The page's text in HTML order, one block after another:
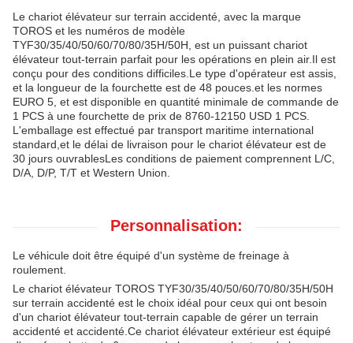
Le chariot élévateur sur terrain accidenté, avec la marque
TOROS et les numéros de modèle
TYF30/35/40/50/60/70/80/35H/50H, est un puissant chariot
élévateur tout-terrain parfait pour les opérations en plein air.Il est
conçu pour des conditions difficiles.Le type d'opérateur est assis,
et la longueur de la fourchette est de 48 pouces.et les normes
EURO 5, et est disponible en quantité minimale de commande de
1 PCS à une fourchette de prix de 8760-12150 USD 1 PCS.
L'emballage est effectué par transport maritime international
standard,et le délai de livraison pour le chariot élévateur est de
30 jours ouvrablesLes conditions de paiement comprennent L/C,
D/A, D/P, T/T et Western Union.
Personnalisation:
Le véhicule doit être équipé d'un système de freinage à
roulement.
Le chariot élévateur TOROS TYF30/35/40/50/60/70/80/35H/50H
sur terrain accidenté est le choix idéal pour ceux qui ont besoin
d'un chariot élévateur tout-terrain capable de gérer un terrain
accidenté et accidenté.Ce chariot élévateur extérieur est équipé